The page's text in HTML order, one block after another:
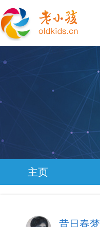
主页
昔日春梦